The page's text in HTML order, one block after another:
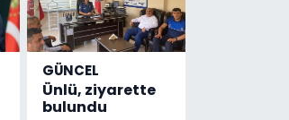
GÜNCEL
Ünlü, ziyarette
bulundu